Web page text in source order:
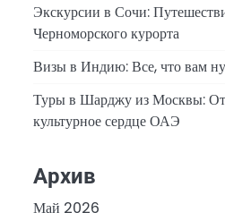
Экскурсии в Сочи:
Черноморского курорта
Визы в Индию: Все, что вам
Туры в Шарджу из Москвы:
культурное сердце ОАЭ
Архив
Май 2026